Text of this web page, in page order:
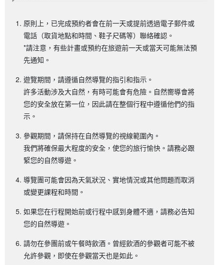
原則上，已完成預約者會在前一天或提前透過電子郵件或
電話（取貨地點和時間、鞋子尺碼等）聯絡確認。
*請注意，有些計畫或預約在旅遊前一天或當天可能無法預
先通知。
遊覽期間，請遵循自然導覽的指引和指示。
許多活動涉及大自然，有時可能會有危險。自然嚮導會將
您的安全放在第一位，因此請在整個行程中遵循他們的指
示。
參觀期間，請保持在自然導覽的視線範圍內。
我們將確保最大程度的安全，使您的旅行愉快。請務必跟
緊您的自然導遊。
導覽團可能會因為天氣狀況、實地情況或其他問題而取消
或變更課程和時間。
如果您在行程開始前或行程中感到身體不適，請務必告知
您的自然導遊。
請勿在參團前或午餐時飲酒。曾經飲酒的參觀者可能不被
允許參觀，即使在參觀當天也是如此。